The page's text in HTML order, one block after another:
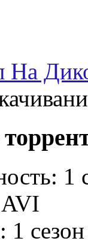
На
1
AVI
1